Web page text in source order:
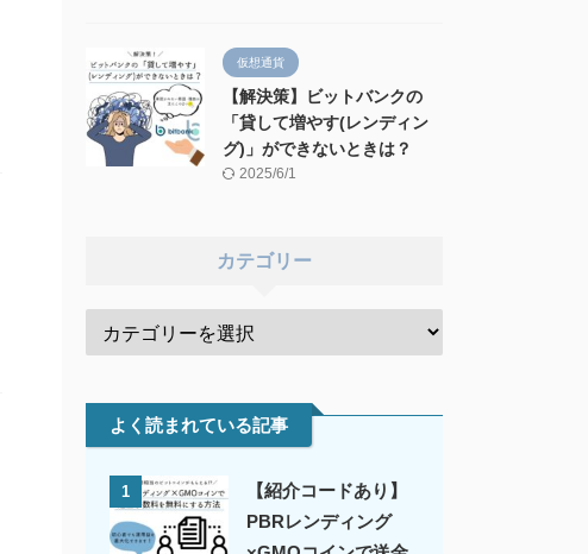
仮想通貨
【解決策】ビットバンクの
「貸して増やす(レンディン
グ)」ができないときは？
2025/6/1
カテゴリー
よく読まれている記事
1
【紹介コードあり】
PBRレンディング